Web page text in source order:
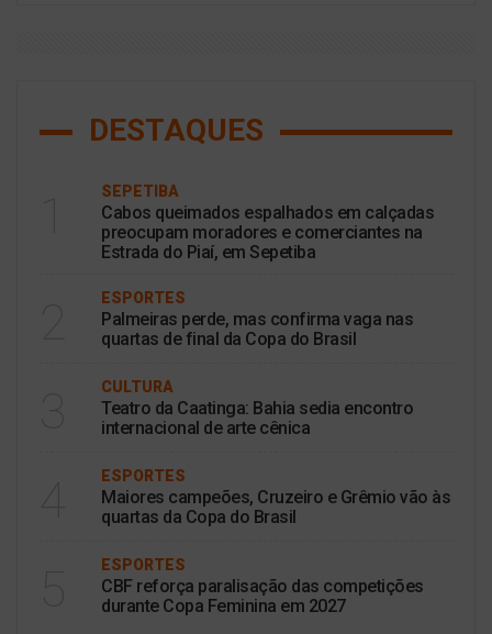
DESTAQUES
SEPETIBA
Cabos queimados espalhados em calçadas
preocupam moradores e comerciantes na
Estrada do Piaí, em Sepetiba
ESPORTES
Palmeiras perde, mas confirma vaga nas
quartas de final da Copa do Brasil
CULTURA
Teatro da Caatinga: Bahia sedia encontro
internacional de arte cênica
ESPORTES
Maiores campeões, Cruzeiro e Grêmio vão às
quartas da Copa do Brasil
ESPORTES
CBF reforça paralisação das competições
durante Copa Feminina em 2027